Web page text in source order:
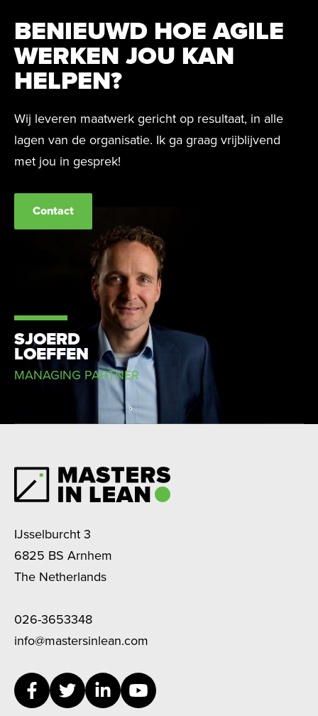
BENIEUWD HOE AGILE
WERKEN JOU KAN
HELPEN?
Wij leveren maatwerk gericht op resultaat, in alle
lagen van de organisatie. Ik ga graag vrijblijvend
met jou in gesprek!
Contact
SJOERD
LOEFFEN
MANAGING PARTNER
IJsselburcht 3
6825 BS Arnhem
The Netherlands
026-3653348
info@mastersinlean.com